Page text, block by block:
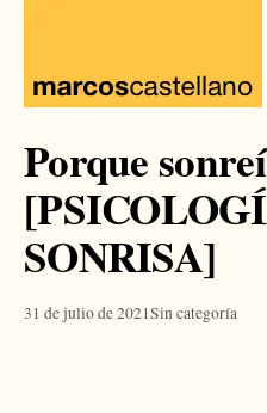
contenido
Porque
SONRISA]
31 de julio de 2021Sin categoría